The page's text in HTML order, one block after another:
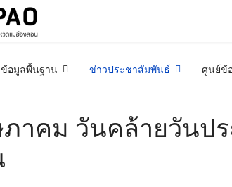
ข้อมูลพื้นฐาน ข่าวประชาสัมพันธ์ ศูนย์ข้
าคม วันคล้ายวันปร